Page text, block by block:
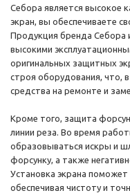
Себора является высокое
экран, вы обеспечиваете
Продукция бренда Себора
высокими
оригинальных защитных
строя оборудования, что,
средства на ремонте и
Кроме того, защита
линии реза. Во время
образовываться искры и
форсунку, а также
Установка экрана
обеспечивая чистоту и